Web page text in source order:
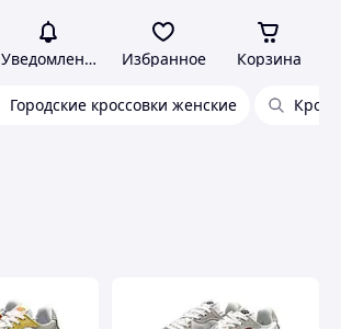
Уведомления Избранное Корзина
Городские кроссовки женские